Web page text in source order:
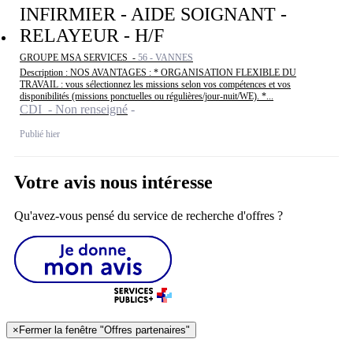
INFIRMIER - AIDE SOIGNANT -
RELAYEUR - H/F
GROUPE MSA SERVICES - 56 - VANNES
Description : NOS AVANTAGES : * ORGANISATION FLEXIBLE DU
TRAVAIL : vous sélectionnez les missions selon vos compétences et vos
disponibilités (missions ponctuelles ou régulières/jour-nuit/WE). *...
CDI - Non renseigné
Publié hier
Votre avis nous intéresse
Qu'avez-vous pensé du service de recherche d'offres ?
× Fermer la fenêtre "Offres partenaires"